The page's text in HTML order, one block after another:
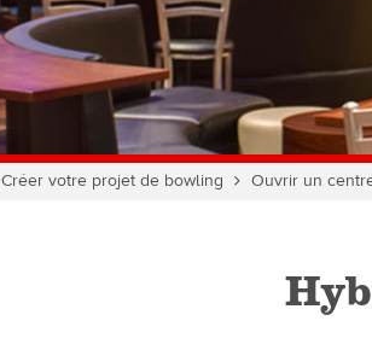
Créer votre projet de bowling Ouvrir un